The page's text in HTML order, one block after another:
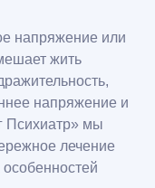
напряжение или
жить
напряжение и
Психиатр» мы
лечение